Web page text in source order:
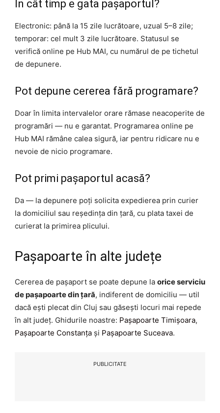
În cât timp e gata pașaportul?
Electronic: până la 15 zile lucrătoare, uzual 5–8 zile;
temporar: cel mult 3 zile lucrătoare. Statusul se
verifică online pe Hub MAI, cu numărul de pe tichetul
de depunere.
Pot depune cererea fără programare?
Doar în limita intervalelor orare rămase neacoperite de
programări — nu e garantat. Programarea online pe
Hub MAI rămâne calea sigură, iar pentru ridicare nu e
nevoie de nicio programare.
Pot primi pașaportul acasă?
Da — la depunere poți solicita expedierea prin curier
la domiciliul sau reședința din țară, cu plata taxei de
curierat la primirea plicului.
Pașapoarte în alte județe
Cererea de pașaport se poate depune la orice serviciu
de pașapoarte din țară, indiferent de domiciliu — util
dacă ești plecat din Cluj sau găsești locuri mai repede
în alt județ. Ghidurile noastre: Pașapoarte Timișoara,
Pașapoarte Constanța și Pașapoarte Suceava.
PUBLICITATE